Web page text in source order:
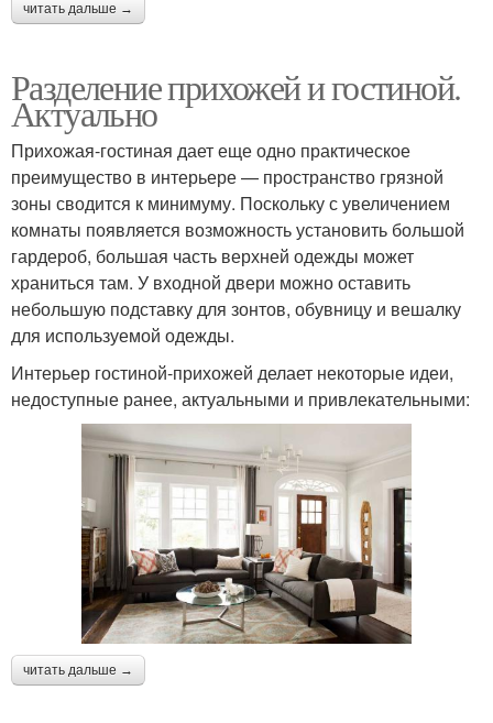
читать дальше →
Разделение прихожей и гостиной.
Актуально
Прихожая-гостиная дает еще одно практическое
преимущество в интерьере — пространство грязной
зоны сводится к минимуму. Поскольку с увеличением
комнаты появляется возможность установить большой
гардероб, большая часть верхней одежды может
храниться там. У входной двери можно оставить
небольшую подставку для зонтов, обувницу и вешалку
для используемой одежды.
Интерьер гостиной-прихожей делает некоторые идеи,
недоступные ранее, актуальными и привлекательными:
читать дальше →